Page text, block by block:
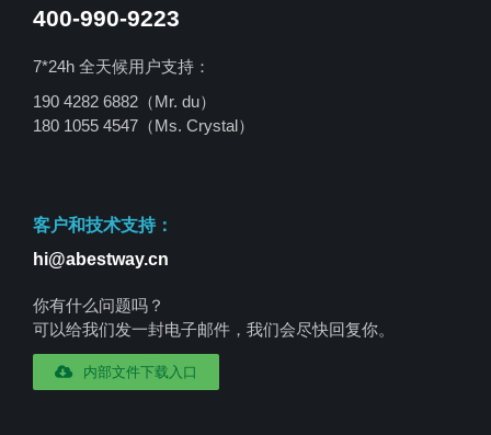
400-990-9223
7*24h 全天候用户支持：
190 4282 6882（Mr. du）
180 1055 4547 （Ms. Crystal）
客户和技术支持：
hi@abestway.cn
你有什么问题吗？
可以给我们发一封电子邮件，我们会尽快回复你。
内部文件下载入口